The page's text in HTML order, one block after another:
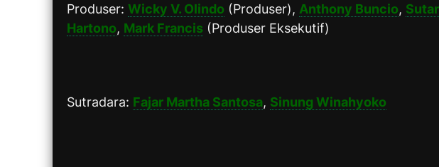
Produser: Wicky V. Olindo (Produser), Anthony Buncio,
Hartono, Mark Francis (Produser Eksekutif)
Sutradara: Fajar Martha Santosa, Sinung Winahyoko